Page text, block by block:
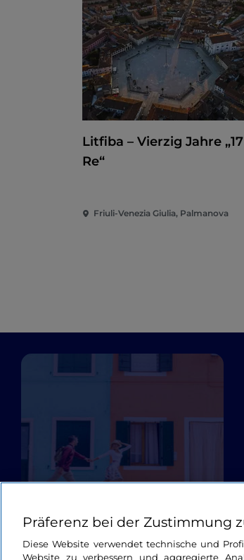
Litfiba – Vierzig Jahre „17
Re“
Friuli-Venezia Giulia, Palmanova
Präferenz bei der Zustimmung
Diese Website verwendet technische und
Website zu verbessern und aggregierte